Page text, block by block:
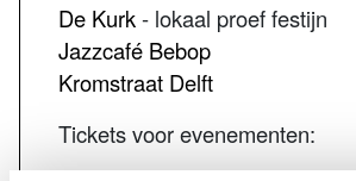
De Kurk- lokaal proef festijn
Jazzcafé Bebop
Kromstraat Delft
Tickets voor evenementen: